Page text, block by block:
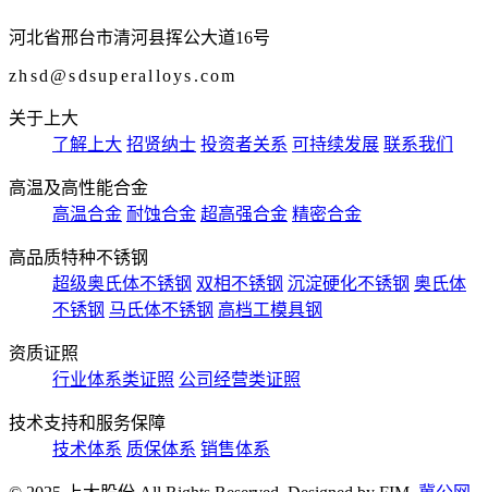
河北省邢台市清河县挥公大道16号
zhsd@sdsuperalloys.com
关于上大
了解上大 招贤纳士 投资者关系 可持续发展 联系我们
高温及高性能合金
高温合金 耐蚀合金 超高强合金 精密合金
高品质特种不锈钢
超级奥氏体不锈钢 双相不锈钢 沉淀硬化不锈钢 奥氏体
不锈钢 马氏体不锈钢 高档工模具钢
资质证照
行业体系类证照 公司经营类证照
技术支持和服务保障
技术体系 质保体系 销售体系